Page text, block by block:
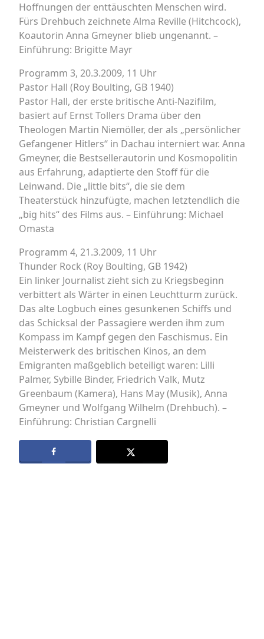
Hoffnungen der enttäuschten Menschen wird.
Fürs Drehbuch zeichnete Alma Reville (Hitchcock),
Koautorin Anna Gmeyner blieb ungenannt. –
Einführung: Brigitte Mayr
Programm 3, 20.3.2009, 11 Uhr
Pastor Hall (Roy Boulting, GB 1940)
Pastor Hall, der erste britische Anti-Nazifilm,
basiert auf Ernst Tollers Drama über den
Theologen Martin Niemöller, der als „persönlicher
Gefangener Hitlers“ in Dachau interniert war. Anna
Gmeyner, die Bestsellerautorin und Kosmopolitin
aus Erfahrung, adaptierte den Stoff für die
Leinwand. Die „little bits“, die sie dem
Theaterstück hinzufügte, machen letztendlich die
„big hits“ des Films aus. – Einführung: Michael
Omasta
Programm 4, 21.3.2009, 11 Uhr
Thunder Rock (Roy Boulting, GB 1942)
Ein linker Journalist zieht sich zu Kriegsbeginn
verbittert als Wärter in einen Leuchtturm zurück.
Das alte Logbuch eines gesunkenen Schiffs und
das Schicksal der Passagiere werden ihm zum
Kompass im Kampf gegen den Faschismus. Ein
Meisterwerk des britischen Kinos, an dem
Emigranten maßgeblich beteiligt waren: Lilli
Palmer, Sybille Binder, Friedrich Valk, Mutz
Greenbaum (Kamera), Hans May (Musik), Anna
Gmeyner und Wolfgang Wilhelm (Drehbuch). –
Einführung: Christian Cargnelli